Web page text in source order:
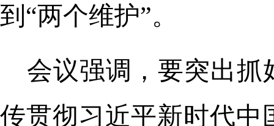
到“两个维护”。
会议强调，要突出抓
传贯彻习近平新时代中